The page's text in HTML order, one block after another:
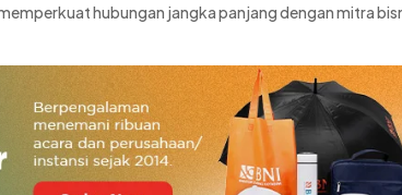
hubungan jangka panjang dengan mitra